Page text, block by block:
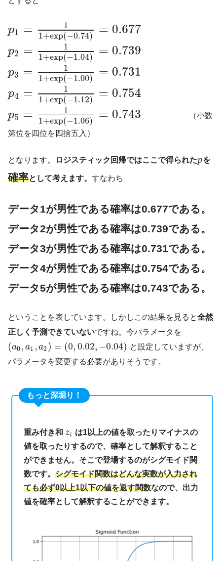
p1 =
1
1+exp(−0.74) = 0.677
p2 =
1
1+exp(−1.04) = 0.739
p3 =
1
1+exp(−1.00) = 0.731
p4 =
1
1+exp(−1.12) = 0.754
p5 =
1
1+exp(−1.06) = 0.743 （小数
第位を四位を四捨五入）
となります。 ロジスティック回帰ではここで得られたpを
確率として考えます。 すなわち
データ1が男性である確率は0.677である。
データ2が男性である確率は0.739である。
データ3が男性である確率は0.731である。
データ4が男性である確率は0.754である。
データ5が男性である確率は0.743である。
ということを表しています。しかしこの結果を見ると全然
正しく予測できていないですね。今パラメータを
(a0, a1 , a2 ) = (0, 0.02, −0.04) と設定していますが、
パラメータを変更する必要がありそうです。
もっと深堀り！
重み付き和 zi
は1以上の値を取ったりマイナスの
値を取ったりするので、確率として解釈すること
ができません。そこで登場するのがシグモイド関
数です。シグモイド関数はどんな実数が入力され
ても必ず0以上1以下の値を返す関数なので、出力
値を確率として解釈することができます。